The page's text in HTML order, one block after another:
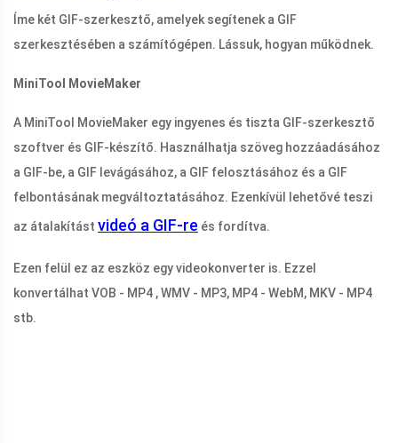
Íme két GIF-szerkesztő, amelyek segítenek a GIF
szerkesztésében a számítógépen. Lássuk, hogyan működnek.
MiniTool MovieMaker
A MiniTool MovieMaker egy ingyenes és tiszta GIF-szerkesztő
szoftver és GIF-készítő. Használhatja szöveg hozzáadásához
a GIF-be, a GIF levágásához, a GIF felosztásához és a GIF
felbontásának megváltoztatásához. Ezenkívül lehetővé teszi
az átalakítást videó a GIF-re és fordítva.
Ezen felül ez az eszköz egy videokonverter is. Ezzel
konvertálhat VOB - MP4 , WMV - MP3, MP4 - WebM, MKV - MP4
stb.